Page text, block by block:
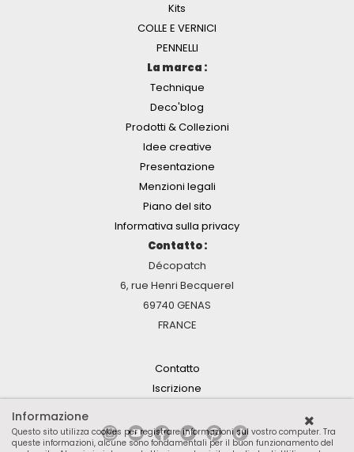
Kits
COLLE E VERNICI
PENNELLI
La marca :
Technique
Deco'blog
Prodotti & Collezioni
Idee creative
Presentazione
Menzioni legali
Piano del sito
Informativa sulla privacy
Contatto :
Décopatch
6, rue Henri Becquerel
69740 GENAS
FRANCE
Contatto
Iscrizione
Informazione
Questo sito utilizza cookies per registrare informazioni sul vostro computer. Tra
queste informazioni, alcune sono fondamentali per il buon funzionamento del